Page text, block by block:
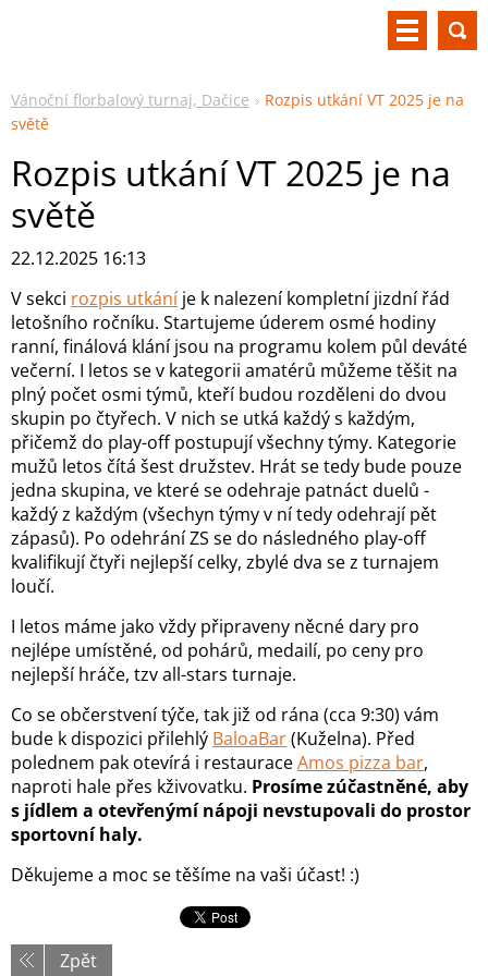
Vánoční florbalový turnaj, Dačice
Rozpis utkání VT 2025 je na
světě
Rozpis utkání VT 2025 je na
světě
22.12.2025 16:13
V sekci rozpis utkáníje k nalezení kompletní jizdní řád
letošního ročníku. Startujeme úderem osmé hodiny
ranní, finálová klání jsou na programu kolem půl deváté
večerní. I letos se v kategorii amatérů můžeme těšit na
plný počet osmi týmů, kteří budou rozděleni do dvou
skupin po čtyřech. V nich se utká každý s každým,
přičemž do play-off postupují všechny týmy. Kategorie
mužů letos čítá šest družstev. Hrát se tedy bude pouze
jedna skupina, ve které se odehraje patnáct duelů -
každý z každým (všechyn týmy v ní tedy odehrají pět
zápasů). Po odehrání ZS se do následného play-off
kvalifikují čtyři nejlepší celky, zbylé dva se z turnajem
loučí.
I letos máme jako vždy připraveny něcné dary pro
nejlépe umístěné, od pohárů, medailí, po ceny pro
nejlepší hráče, tzv all-stars turnaje.
Co se občerstvení týče, tak již od rána (cca 9:30) vám
bude k dispozici přilehlý BaloaBar(Kuželna). Před
polednem pak otevírá i restauraceAmos pizza bar,
naproti hale přes kživovatku. Prosíme zúčastněné, aby
s jídlem a otevřenýmí nápoji nevstupovali do prostor
sportovní haly.
Děkujeme a moc se těšíme na vaši účast! :)
Zpět